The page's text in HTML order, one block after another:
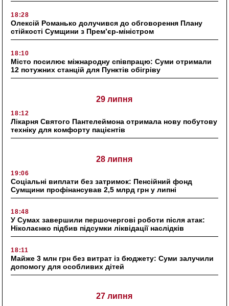
18:28
Олексій Романько долучився до обговорення Плану
стійкості Сумщини з Прем’єр-міністром
18:10
Місто посилює міжнародну співпрацю: Суми отримали
12 потужних станцій для Пунктів обігріву
29 липня
18:12
Лікарня Святого Пантелеймона отримала нову побутову
техніку для комфорту пацієнтів
28 липня
19:06
Соціальні виплати без затримок: Пенсійний фонд
Сумщини профінансував 2,5 млрд грн у липні
18:48
У Сумах завершили першочергові роботи після атак:
Ніколаєнко підбив підсумки ліквідації наслідків
18:11
Майже 3 млн грн без витрат із бюджету: Суми залучили
допомогу для особливих дітей
27 липня